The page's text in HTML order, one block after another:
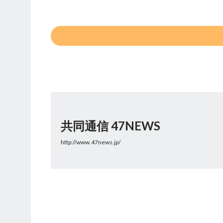
共同通信 47NEWS
http://www.47news.jp/